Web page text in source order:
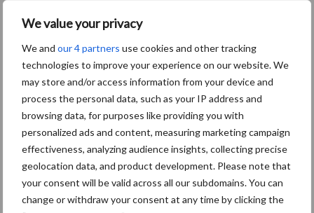
We value your privacy
We and our 4 partners use cookies and other tracking
technologies to improve your experience on our website. We
may store and/or access information from your device and
process the personal data, such as your IP address and
browsing data, for purposes like providing you with
personalized ads and content, measuring marketing campaign
effectiveness, analyzing audience insights, collecting precise
geolocation data, and product development. Please note that
your consent will be valid across all our subdomains. You can
change or withdraw your consent at any time by clicking the
Afrikaanse
varkenspest
Brachyspira
Toon meer